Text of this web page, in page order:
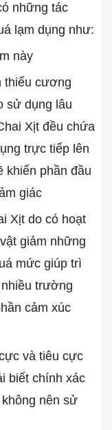
những tác
lạm dụng như:
này
thiếu cương
sử dụng lâu
Xịt đều chứa
trực tiếp lên
khiến phần đầu
giác
Xịt do có hoạt
giảm những
mức giúp trì
trường
cảm xúc
và tiêu cực
biết chính xác
nên sử